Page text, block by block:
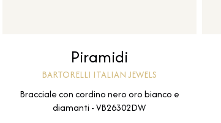
Piramidi
BARTORELLI ITALIAN JEWELS
Bracciale con cordino nero oro bianco e
diamanti - VB26302DW